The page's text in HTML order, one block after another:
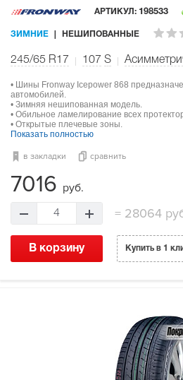
АРТИКУЛ: 198533
ЗИМНИЕ НЕШИПОВАННЫЕ
245/65 R17 107 S
• Шины Fronway Icepower 868
автомобилей.
• Зимняя нешипованная модель.
• Обильное ламелирование всех
• Открытые плечевые зоны.
Показать полностью
в закладки сравнить
7016 руб.
4 = 28064
В корзину Купить в 1